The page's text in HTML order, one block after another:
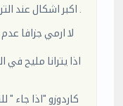
اذا يترانا مليح